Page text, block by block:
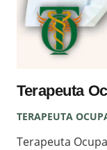
Terapeuta
TERAPEUTA
Terapeuta